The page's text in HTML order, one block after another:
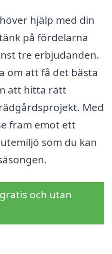
hjälp med din
på fördelarna
tre erbjudanden.
om att få det bästa
att hitta rätt
Med
fram emot ett
som du kan
och utan